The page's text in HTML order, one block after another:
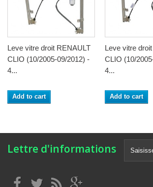
Leve vitre droit RENAULT
CLIO (10/2005-09/2012) -
4...
Add to cart
Leve vitre
CLIO (10/
4...
Add to cart
Lettre d'informations